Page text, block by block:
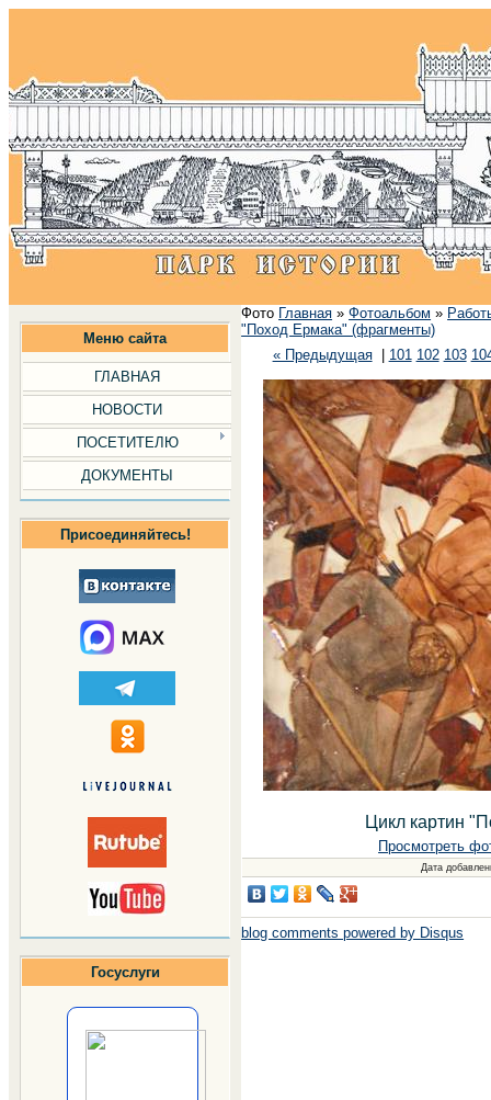
Меню сайта
ГЛАВНАЯ
НОВОСТИ
ПОСЕТИТЕЛЮ
ДОКУМЕНТЫ
Присоединяйтесь!
Госуслуги
Фото Главная »Фотоальбом »
"Поход Ермака" (фрагменты)
« Предыдущая| 101 102 103
Цикл картин
Просмотреть
Дата
blog comments powered by Disqus